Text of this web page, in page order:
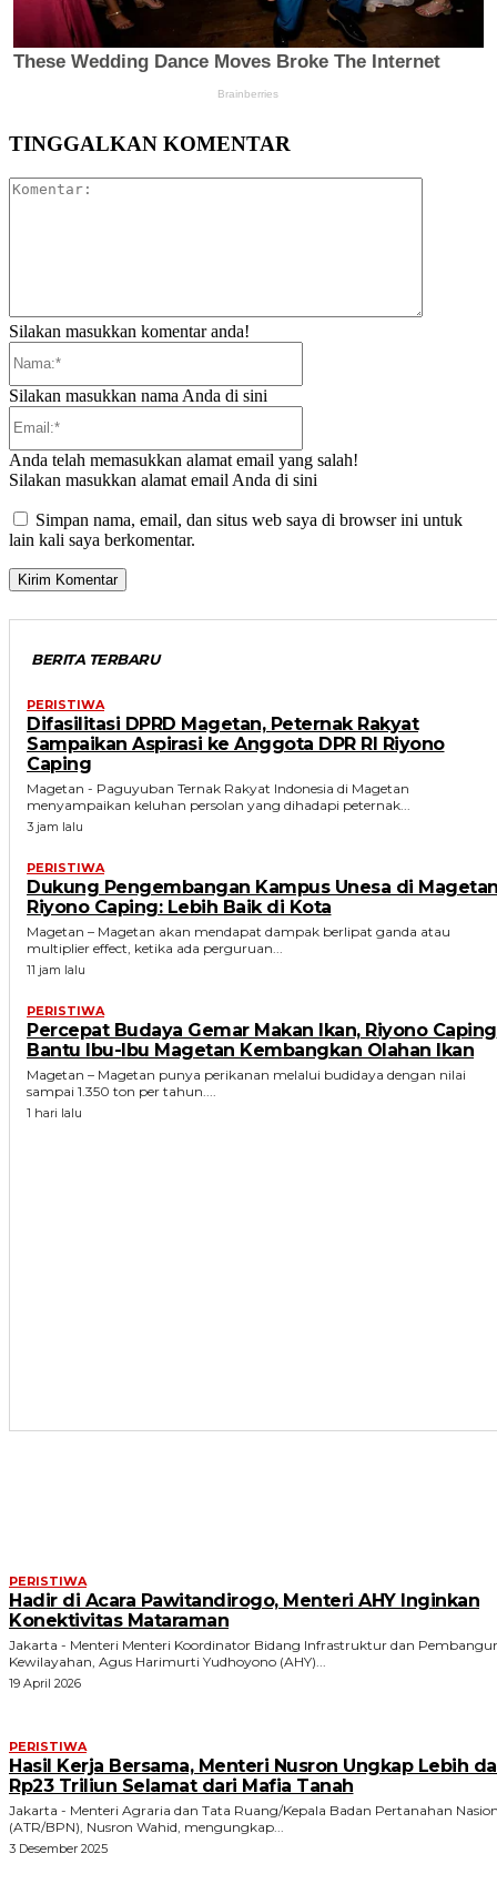
TINGGALKAN KOMENTAR
Silakan masukkan komentar anda!
Silakan masukkan nama Anda di sini
Anda telah memasukkan alamat email yang salah!
Silakan masukkan alamat email Anda di sini
Simpan nama, email, dan situs web saya di browser ini untuk
lain kali saya berkomentar.
BERITA TERBARU
PERISTIWA
Difasilitasi DPRD Magetan, Peternak Rakyat
Sampaikan Aspirasi ke Anggota DPR RI Riyono
Caping
Magetan - Paguyuban Ternak Rakyat Indonesia di Magetan
menyampaikan keluhan persolan yang dihadapi peternak...
3 jam lalu
PERISTIWA
Dukung Pengembangan Kampus Unesa di
Riyono Caping: Lebih Baik di Kota
Magetan – Magetan akan mendapat dampak berlipat ganda atau
multiplier effect, ketika ada perguruan...
11 jam lalu
PERISTIWA
Percepat Budaya Gemar Makan Ikan, Riyono Caping
Bantu Ibu-Ibu Magetan Kembangkan Olahan Ikan
Magetan – Magetan punya perikanan melalui budidaya dengan nilai
sampai 1.350 ton per tahun....
1 hari lalu
PERISTIWA
Hadir di Acara Pawitandirogo, Menteri AHY Inginkan
Konektivitas Mataraman
Jakarta - Menteri Menteri Koordinator Bidang Infrastruktur dan
Kewilayahan, Agus Harimurti Yudhoyono (AHY)...
19 April 2026
PERISTIWA
Hasil Kerja Bersama, Menteri Nusron Ungkap Lebih
Rp23 Triliun Selamat dari Mafia Tanah
Jakarta - Menteri Agraria dan Tata Ruang/Kepala Badan Pertanahan
(ATR/BPN), Nusron Wahid, mengungkap...
3 Desember 2025